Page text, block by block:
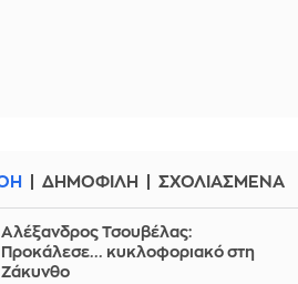
ΔΗΜΟΦΙΛΗ ΣΧΟΛΙΑΣΜΕΝΑ
Αλέξανδρος Τσουβέλας:
Προκάλεσε... κυκλοφοριακό στη
Ζάκυνθο